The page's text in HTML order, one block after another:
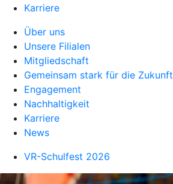
Karriere
Über uns
Unsere Filialen
Mitgliedschaft
Gemeinsam stark für die Zukunft
Engagement
Nachhaltigkeit
Karriere
News
VR-Schulfest 2026